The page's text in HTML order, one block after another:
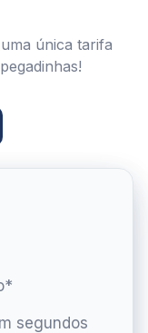
única tarifa
segundos